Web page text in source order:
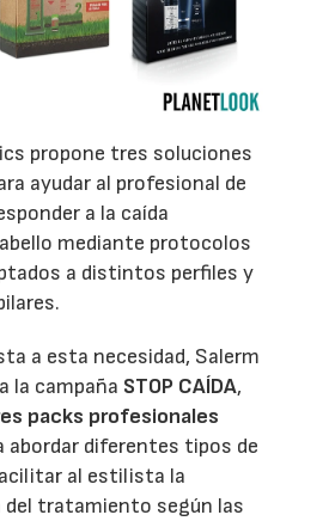
propone tres soluciones
ayudar al profesional de
a la caída
mediante protocolos
a distintos perfiles y
a esta necesidad, Salerm
la campaña STOP CAÍDA,
packs profesionales
abordar diferentes tipos de
al estilista la
del tratamiento según las